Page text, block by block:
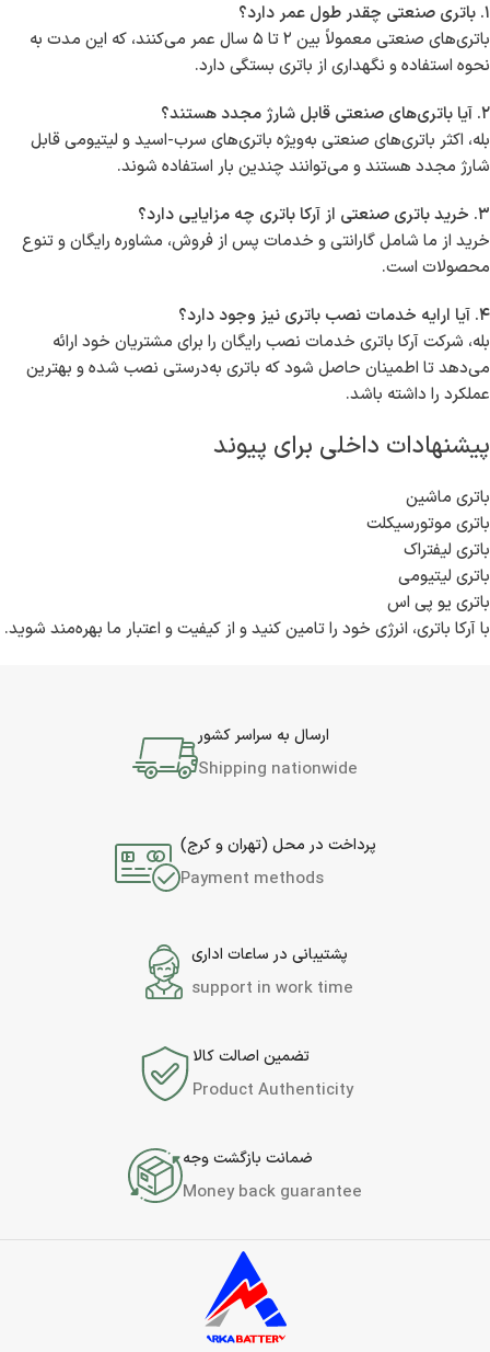
۱. باتری صنعتی چقدر طول عمر دارد؟
باتری‌های صنعتی معمولاً بین ۲ تا ۵ سال عمر می‌کنند، که این مدت به
نحوه استفاده و نگهداری از باتری بستگی دارد.
۲. آیا باتری‌های صنعتی قابل شارژ مجدد هستند؟
بله، اکثر باتری‌های صنعتی به‌ویژه باتری‌های سرب-اسید و لیتیومی قابل
شارژ مجدد هستند و می‌توانند چندین بار استفاده شوند.
۳. خرید باتری صنعتی از آرکا باتری چه مزایایی دارد؟
خرید از ما شامل گارانتی و خدمات پس از فروش، مشاوره رایگان و تنوع
محصولات است.
۴. آیا ارایه خدمات نصب باتری نیز وجود دارد؟
بله، شرکت آرکا باتری خدمات نصب رایگان را برای مشتریان خود ارائه
می‌دهد تا اطمینان حاصل شود که باتری به‌درستی نصب شده و بهترین
عملکرد را داشته باشد.
پیشنهادات داخلی برای پیوند
باتری ماشین
باتری موتورسیکلت
باتری لیفتراک
باتری لیتیومی
باتری یو پی اس
با آرکا باتری، انرژی خود را تامین کنید و از کیفیت و اعتبار ما بهره‌مند شوید.
ارسال به سراسر کشور
Shipping nationwide
پرداخت در محل (تهران و کرج)
Payment methods
پشتیبانی در ساعات اداری
support in work time
تضمین اصالت کالا
Product Authenticity
ضمانت بازگشت وجه
Money back guarantee